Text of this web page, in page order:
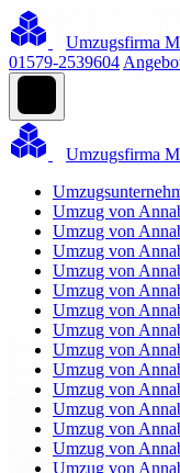
Umzugsfirma
01579-2539604
Umzugsfirma
Umzug von
Umzug von
Umzug von
Umzug von
Umzug von
Umzug von
Umzug von
Umzug von
Umzug von
Umzug von
Umzug von
Umzug von
Umzug von
Umzug von